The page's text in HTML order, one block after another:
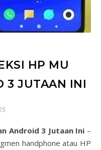
HP MU
3 JUTAAN INI
Android 3 Jutaan Ini –
handphone atau HP